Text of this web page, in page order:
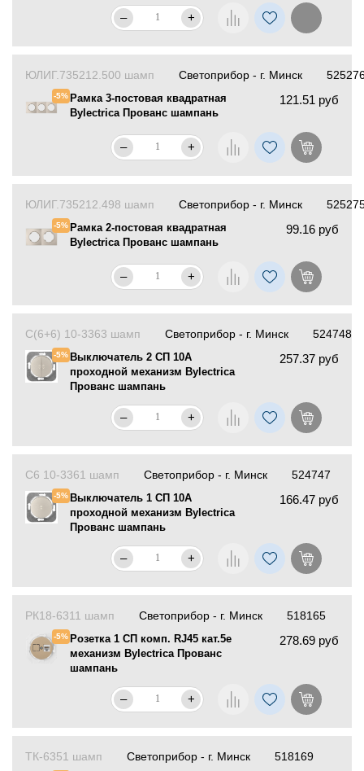
– +
ЮЛИГ.735212.500 шамп
-5%Рамка 3-постовая квадратная
Bylectrica Прованс шампань
121.51 руб
Светоприбор - г. Минск
– +
ЮЛИГ.735212.498 шамп
-5%Рамка 2-постовая квадратная
Bylectrica Прованс шампань
99.16 руб
Светоприбор - г. Минск
– +
524748
С(6+6) 10-3363 шамп
-5%Выключатель 2 СП 10А
проходной механизм Bylectrica
Прованс шампань
257.37 руб
Светоприбор - г. Минск
– +
524747
С6 10-3361 шамп
-5%Выключатель 1 СП 10А
проходной механизм Bylectrica
Прованс шампань
166.47 руб
Светоприбор - г. Минск
– +
518165
РК18-6311 шамп
-5%Розетка 1 СП комп. RJ45 кат.5е
механизм Bylectrica Прованс
шампань
278.69 руб
Светоприбор - г. Минск
– +
518169
ТК-6351 шамп Светоприбор - г. Минск